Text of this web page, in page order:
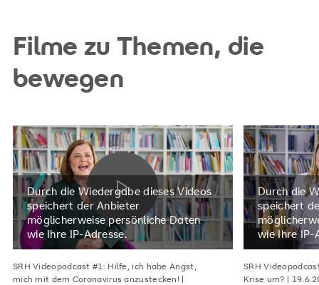
Filme zu Themen, die
bewegen
Durch die Wiedergabe dieses Videos
speichert der Anbieter
möglicherweise persönliche Daten
wie Ihre IP-Adresse.
SRH Videopodcast #1: Hilfe, ich habe Angst,
mich mit dem Coronavirus anzustecken! |
Durch die
speichert
wie Ihre IP-
SRH
Krise um? |